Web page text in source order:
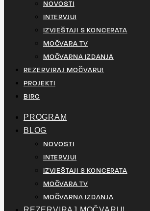
NOVOSTI
INTERVJUI
IZVJEŠTAJI S KONCERATA
MOČVARA TV
MOČVARNA IZDANJA
REZERVIRAJ MOČVARU!
PROJEKTI
BIRC
PROGRAM
BLOG
NOVOSTI
INTERVJUI
IZVJEŠTAJI S KONCERATA
MOČVARA TV
MOČVARNA IZDANJA